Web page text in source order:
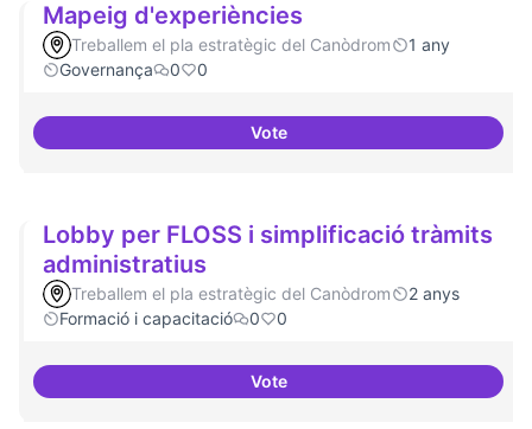
Mapeig d'experiències
Treballem el pla estratègic del Canòdrom
1 any
Governança
0 0
VoteMapeig d'experiències
Lobby per FLOSS i simplificació tràmits
administratius
Treballem el pla estratègic del Canòdrom
2 anys
Formació i capacitació
0 0
VoteLobby per FLOSS i